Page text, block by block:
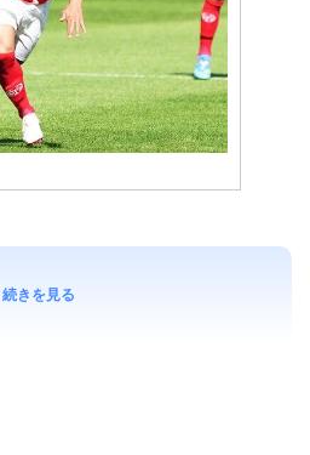
続きを見る